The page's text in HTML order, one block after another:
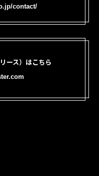
contact/
ース）はこちら